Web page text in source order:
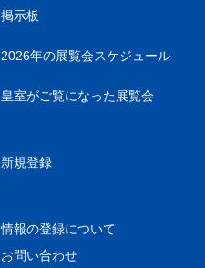
掲示板
2026年の展覧会スケジュール
皇室がご覧になった展覧会
新規登録
情報の登録について
お問い合わせ